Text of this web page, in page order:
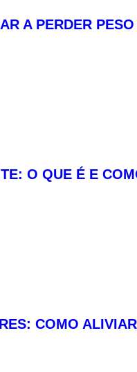
A PERDER
O QUE É E
COMO